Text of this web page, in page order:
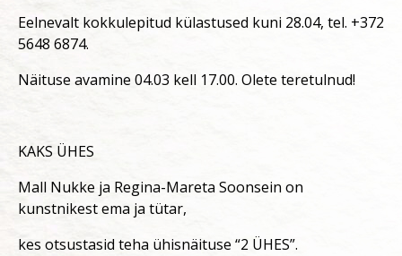
Eelnevalt kokkulepitud külastused kuni 28.04, tel. +372
5648 6874.
Näituse avamine 04.03 kell 17.00. Olete teretulnud!
KAKS ÜHES
Mall Nukke ja Regina-Mareta Soonsein on
kunstnikest ema ja tütar,
kes otsustasid teha ühisnäituse “2 ÜHES”.